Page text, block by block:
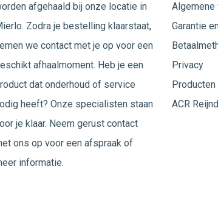
afgehaald bij onze locatie in
Zodra je bestelling klaarstaat,
we contact met je op voor een
afhaalmoment. Heb je een
dat onderhoud of service
heeft? Onze specialisten staan
je klaar. Neem gerust contact
ons op voor een afspraak of
informatie.
Algemene
Garantie
Privacy
Producten
ACR